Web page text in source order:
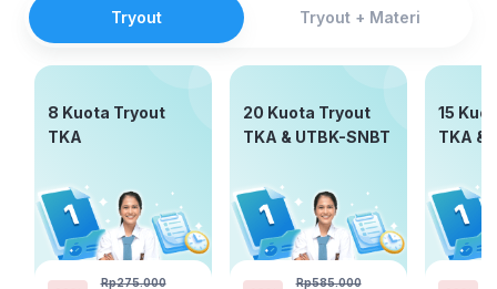
Tryout Tryout + Materi
8 Kuota Tryout
TKA
Rp275.000
20 Kuota Tryout
TKA & UTBK-SNBT
Rp585.000
15
TKA &